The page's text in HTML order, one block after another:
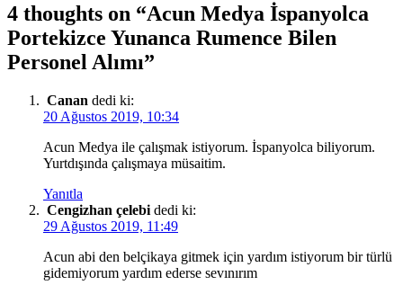
4 thoughts on “Acun Medya İspanyolca
Portekizce Yunanca Rumence Bilen
Personel Alımı”
Canan dedi ki:
20 Ağustos 2019, 10:34
Acun Medya ile çalışmak istiyorum. İspanyolca biliyorum.
Yurtdışında çalışmaya müsaitim.
Yanıtla
Cengizhan çelebi dedi ki:
29 Ağustos 2019, 11:49
Acun abi den belçikaya gitmek için yardım istiyorum bir türlü
gidemiyorum yardım ederse sevınırım